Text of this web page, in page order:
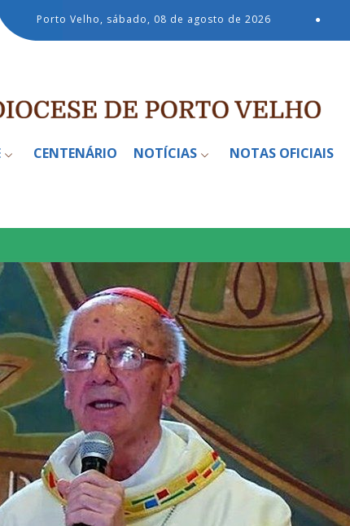
Porto Velho, sábado, 08 de agosto de 2026 ●
CENTENÁRIO NOTÍCIAS NOTAS OFICIAIS